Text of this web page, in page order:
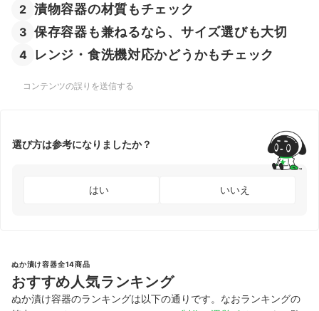
2 漬物容器の材質もチェック
3 保存容器も兼ねるなら、サイズ選びも大切
4 レンジ・食洗機対応かどうかもチェック
コンテンツの誤りを送信する
選び方は参考になりましたか？
はい いいえ
ぬか漬け容器全14商品
おすすめ人気ランキング
ぬか漬け容器のランキングは以下の通りです。なおランキングの